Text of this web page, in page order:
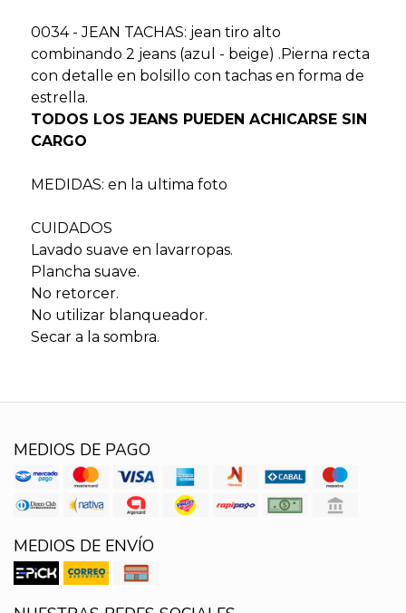
0034 - JEAN TACHAS: jean tiro alto
combinando 2 jeans (azul - beige) .Pierna recta
con detalle en bolsillo con tachas en forma de
estrella.
TODOS LOS JEANS PUEDEN ACHICARSE SIN
CARGO
MEDIDAS: en la ultima foto
CUIDADOS
Lavado suave en lavarropas.
Plancha suave.
No retorcer.
No utilizar blanqueador.
Secar a la sombra.
MEDIOS DE PAGO
MEDIOS DE ENVÍO